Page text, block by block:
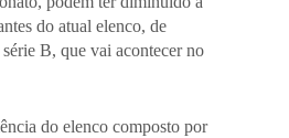
do atual elenco, de
B, que vai acontecer no
do elenco composto por